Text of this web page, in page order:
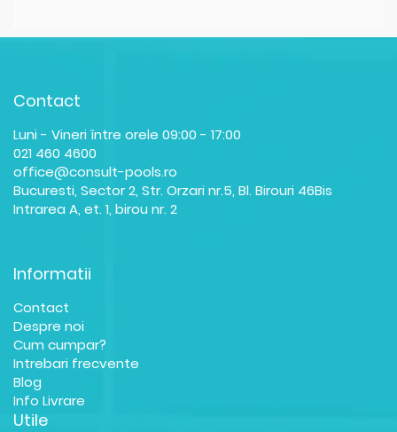
Contact
Luni - Vineri între orele 09:00 - 17:00
021 460 4600
office@consult-pools.ro
Bucuresti, Sector 2, Str. Orzari nr.5, Bl. Birouri 46Bis
Intrarea A, et. 1, birou nr. 2
Informatii
Contact
Despre noi
Cum cumpar?
Intrebari frecvente
Blog
Info Livrare
Utile